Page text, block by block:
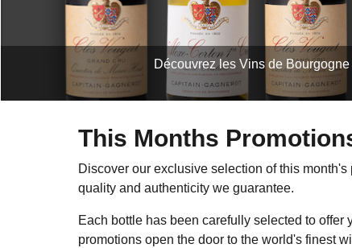
Découvrez les Vins de
This Months
Discover our exclusive selection of this
quality and authenticity we guarantee.
Each bottle has been carefully selected to
promotions open the door to the world's finest